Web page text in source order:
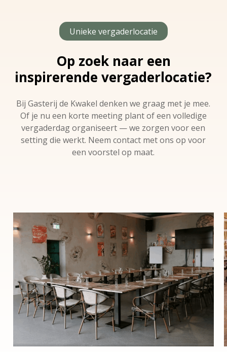
Unieke vergaderlocatie
Op zoek naar een
inspirerende vergaderlocatie?
Bij Gasterij de Kwakel denken we graag met je mee.
Of je nu een korte meeting plant of een volledige
vergaderdag organiseert — we zorgen voor een
setting die werkt. Neem contact met ons op voor
een voorstel op maat.